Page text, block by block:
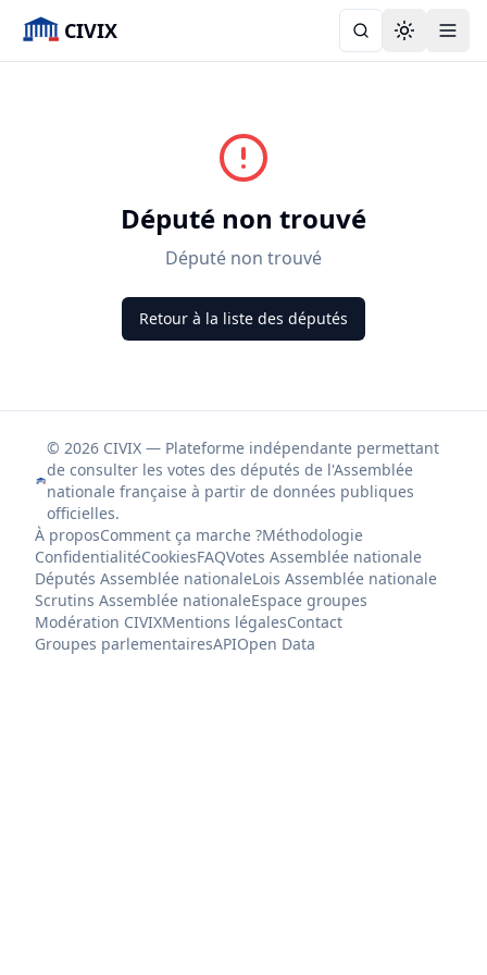
CIVIX Toggle
Député non trouvé
Député non trouvé
Retour à la liste des députés
© 2026 CIVIX — Plateforme indépendante permettant
de consulter les votes des députés de l'Assemblée
nationale française à partir de données publiques
officielles.
À proposComment ça marche ?Méthodologie
ConfidentialitéCookiesFAQVotes Assemblée nationale
Députés Assemblée nationaleLois Assemblée nationale
Scrutins Assemblée nationaleEspace groupes
Modération CIVIXMentions légalesContact
Groupes parlementairesAPIOpen Data